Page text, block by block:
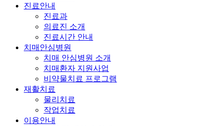
진료안내
진료과
의료진 소개
진료시간 안내
치매안심병원
치매 안심병원 소개
치매환자 지원사업
비약물치료 프로그램
재활치료
물리치료
작업치료
이용안내